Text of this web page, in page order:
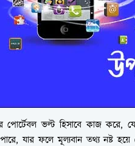
পোর্টেবল ভল্ট হিসাবে কাজ
যার ফলে মূল্যবান তথ্য নষ্ট